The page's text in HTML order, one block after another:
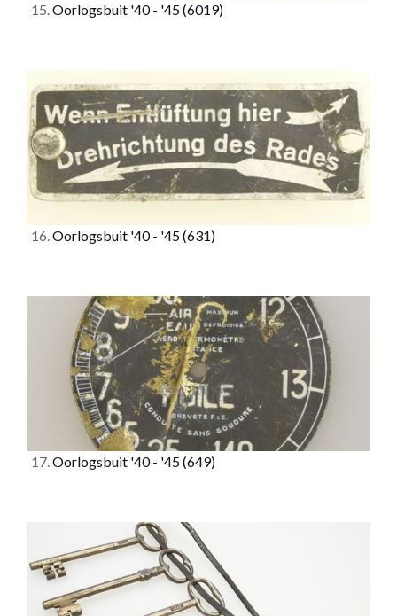
15.Oorlogsbuit '40 - '45(6019)
16.Oorlogsbuit '40 - '45(631)
17.Oorlogsbuit '40 - '45(649)